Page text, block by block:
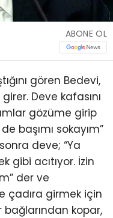
ABONE OL
gören Bedevi,
Deve kafasını
gözüme girip
başımı sokayım”
deve; “Ya
gibi acıtıyor. İzin
der ve
çadıra girmek için
bağlarından kopar,